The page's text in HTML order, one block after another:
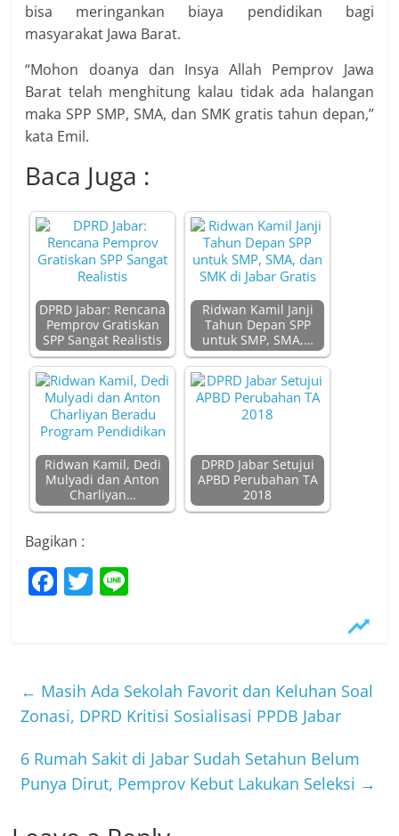
bisa meringankan biaya pendidikan bagi
masyarakat Jawa Barat.
“Mohon doanya dan Insya Allah Pemprov Jawa
Barat telah menghitung kalau tidak ada halangan
maka SPP SMP, SMA, dan SMK gratis tahun depan,”
kata Emil.
Baca Juga :
DPRD Jabar: Rencana
Pemprov Gratiskan
SPP Sangat Realistis
Ridwan Kamil Janji
Tahun Depan SPP
untuk SMP, SMA,…
Ridwan Kamil, Dedi
Mulyadi dan Anton
Charliyan…
DPRD Jabar Setujui
APBD Perubahan TA
2018
Bagikan :
F
b
o
o
k
T
← Masih Ada Sekolah Favorit dan Keluhan Soal
Zonasi, DPRD Kritisi Sosialisasi PPDB Jabar
6 Rumah Sakit di Jabar Sudah Setahun Belum
Punya Dirut, Pemprov Kebut Lakukan Seleksi →